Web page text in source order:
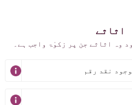
اثاثے
وہ اثاثے جن پر زکوٰۃ واجب ہے۔